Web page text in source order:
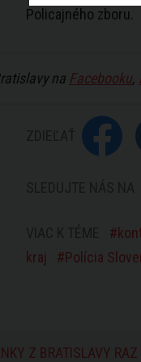
Policajného zboru.
na Facebooku,
kraj
Polícia
Z BRATISLAVY RAZ